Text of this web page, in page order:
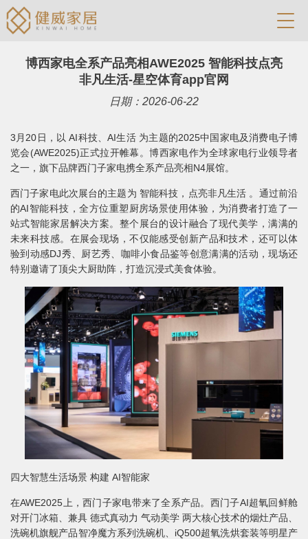
博西家电全系产品亮相AWE2025 智能科技点亮
非凡生活-星空体育app官网
日期：2026-06-22
3月20日，以 AI科技、AI生活 为主题的2025中国家电及消费电子博
览会(AWE2025)正式拉开帷幕。博西家电作为全球家电行业领导者
之一，旗下品牌西门子家电携全系产品亮相N4展馆。
西门子家电此次展台的主题为 智能科技，点亮非凡生活 。通过前沿
的AI智能科技，全方位重塑厨房场景使用体验，为消费者打造了一
站式智能家居解决方案。整个展台的设计融合了现代美学，满满的
未来科技感。在展会现场，不仅能感受创新产品和技术，还可以体
验到动感DJ秀、厨艺秀、咖啡小食品鉴等创意满满的活动，现场还
特别邀请了顶尖大厨助阵，打造沉浸式美食体验。
四大智慧生活场景 构建 AI智能家
在AWE2025上，西门子家电带来了全系产品。西门子AI超氧回鲜舱
对开门冰箱、兼具 德式真动力 气动美学 两大核心技术的烟灶产品、
洗碗机旗舰产品智净魔方系列洗碗机、iQ500超氧洗烘套装等明星产